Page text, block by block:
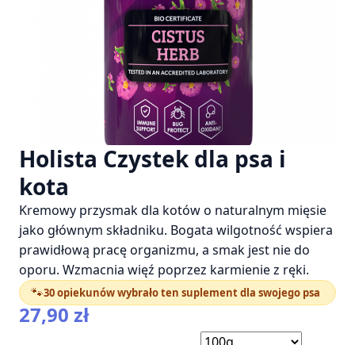
Holista Czystek dla psa i
kota
Kremowy przysmak dla kotów o naturalnym mięsie
jako głównym składniku. Bogata wilgotność wspiera
prawidłową pracę organizmu, a smak jest nie do
oporu. Wzmacnia więź poprzez karmienie z ręki.
🐾30 opiekunów wybrało ten suplement dla swojego psa
27,90zł